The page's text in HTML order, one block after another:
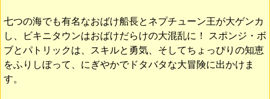
七つの海でも有名なおばけ船長とネプチューン王が大ゲンカ
し、ビキニタウンはおばけだらけの大混乱に！ スポンジ・ボ
ブとパトリックは、スキルと勇気、そしてちょっぴりの知恵
をふりしぼって、にぎやかでドタバタな大冒険に出かけま
す。